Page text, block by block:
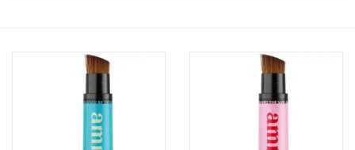
eten & drinken